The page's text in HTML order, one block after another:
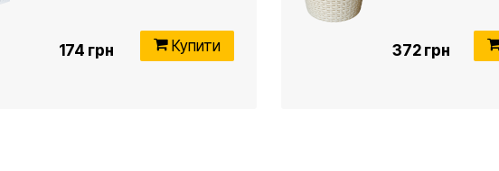
174 грн Купити 372 грн